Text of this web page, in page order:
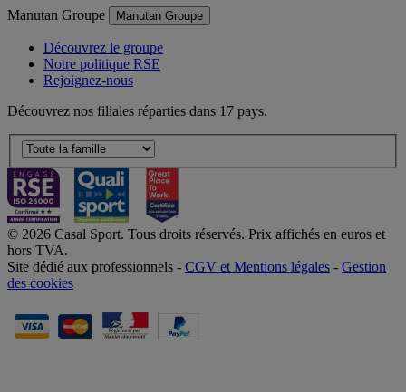
Manutan Groupe Manutan Groupe
Découvrez le groupe
Notre politique RSE
Rejoignez-nous
Découvrez nos filiales réparties dans 17 pays.
© 2026 Casal Sport. Tous droits réservés. Prix affichés en euros et
hors TVA.
Site dédié aux professionnels - CGV et Mentions légales - Gestion
des cookies